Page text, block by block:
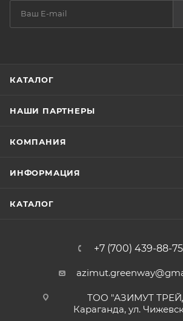
КАТАЛОГ
НАШИ ПАРТНЕРЫ
КОМПАНИЯ
ИНФОРМАЦИЯ
КАТАЛОГ
+7 (700) 439-88-75
ТОО "АЗИМУТ
Караганда, ул.